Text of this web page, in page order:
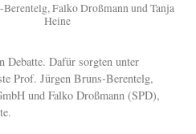
Berentelg, Falko Droßmann und Tanja
Heine
Debatte. Dafür sorgten unter
Prof. Jürgen Bruns-Berentelg,
und Falko Droßmann (SPD),